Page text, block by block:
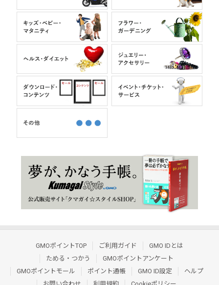
GMOポイントTOP ご利用ガイド
GMO IDとは
ためる・つかう
GMOポイントアンケート
GMOポイントモール
ポイント通帳 GMO ID設定
ヘルプ